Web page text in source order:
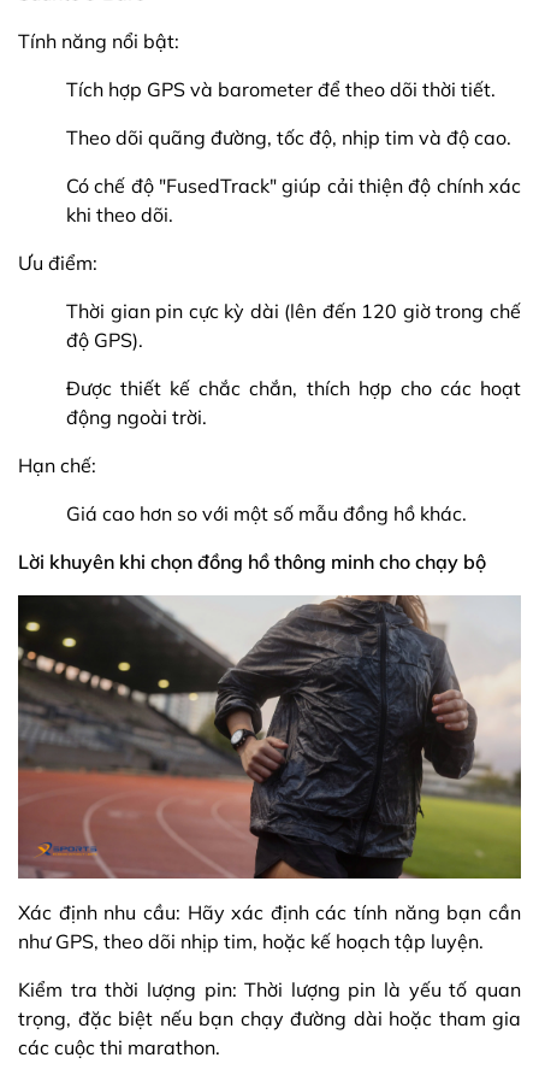
Tính năng nổi bật:
Tích hợp GPS và barometer để theo dõi thời tiết.
Theo dõi quãng đường, tốc độ, nhịp tim và độ cao.
Có chế độ "FusedTrack" giúp cải thiện độ chính xác
khi theo dõi.
Ưu điểm:
Thời gian pin cực kỳ dài (lên đến 120 giờ trong chế
độ GPS).
Được thiết kế chắc chắn, thích hợp cho các hoạt
động ngoài trời.
Hạn chế:
Giá cao hơn so với một số mẫu đồng hồ khác.
Lời khuyên khi chọn đồng hồ thông minh cho chạy bộ
Xác định nhu cầu: Hãy xác định các tính năng bạn cần
như GPS, theo dõi nhịp tim, hoặc kế hoạch tập luyện.
Kiểm tra thời lượng pin: Thời lượng pin là yếu tố quan
trọng, đặc biệt nếu bạn chạy đường dài hoặc tham gia
các cuộc thi marathon.